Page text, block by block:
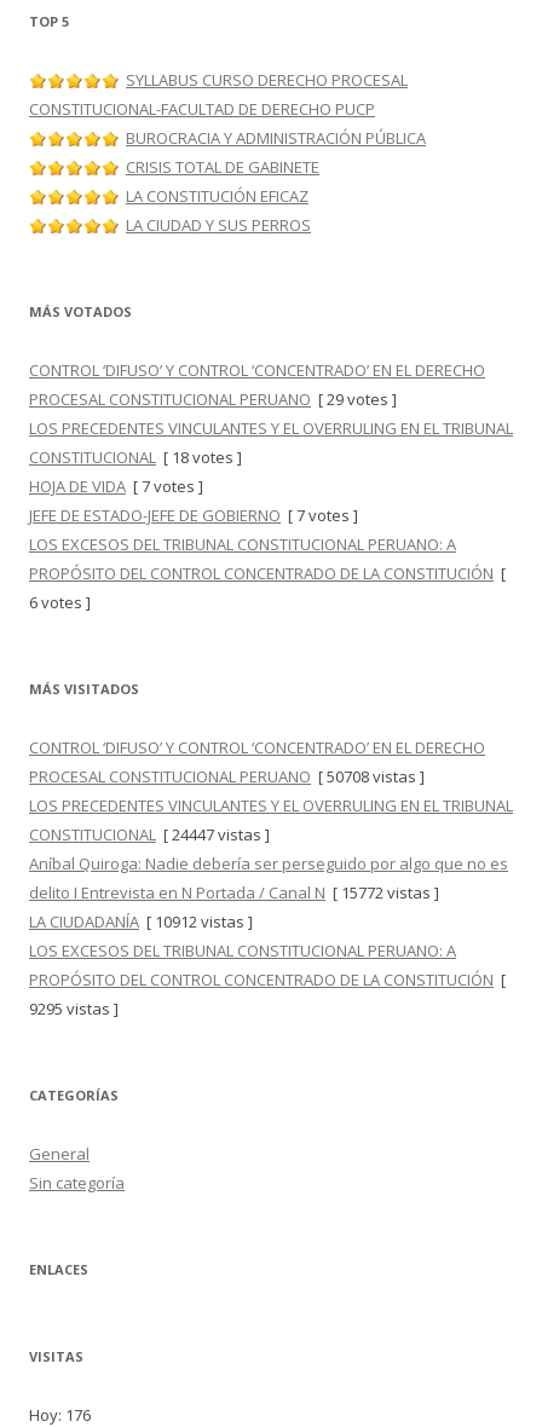
TOP 5
SYLLABUS CURSO DERECHO PROCESAL
CONSTITUCIONAL-FACULTAD DE DERECHO PUCP
BUROCRACIA Y ADMINISTRACIÓN PÚBLICA
CRISIS TOTAL DE GABINETE
LA CONSTITUCIÓN EFICAZ
LA CIUDAD Y SUS PERROS
MÁS VOTADOS
CONTROL ‘DIFUSO’ Y CONTROL ‘CONCENTRADO’ EN EL DERECHO
PROCESAL CONSTITUCIONAL PERUANO [ 29 votes ]
LOS PRECEDENTES VINCULANTES Y EL OVERRULING EN EL TRIBUNAL
CONSTITUCIONAL [ 18 votes ]
HOJA DE VIDA [ 7 votes ]
JEFE DE ESTADO-JEFE DE GOBIERNO [ 7 votes ]
LOS EXCESOS DEL TRIBUNAL CONSTITUCIONAL PERUANO: A
PROPÓSITO DEL CONTROL CONCENTRADO DE LA CONSTITUCIÓN [
6 votes ]
MÁS VISITADOS
CONTROL ‘DIFUSO’ Y CONTROL ‘CONCENTRADO’ EN EL DERECHO
PROCESAL CONSTITUCIONAL PERUANO [ 50708 vistas ]
LOS PRECEDENTES VINCULANTES Y EL OVERRULING EN EL TRIBUNAL
CONSTITUCIONAL [ 24447 vistas ]
Aníbal Quiroga: Nadie debería ser perseguido por algo que no es
delito I Entrevista en N Portada / Canal N [ 15772 vistas ]
LA CIUDADANÍA [ 10912 vistas ]
LOS EXCESOS DEL TRIBUNAL CONSTITUCIONAL PERUANO: A
PROPÓSITO DEL CONTROL CONCENTRADO DE LA CONSTITUCIÓN [
9295 vistas ]
CATEGORÍAS
General
Sin categoría
ENLACES
VISITAS
Hoy: 176